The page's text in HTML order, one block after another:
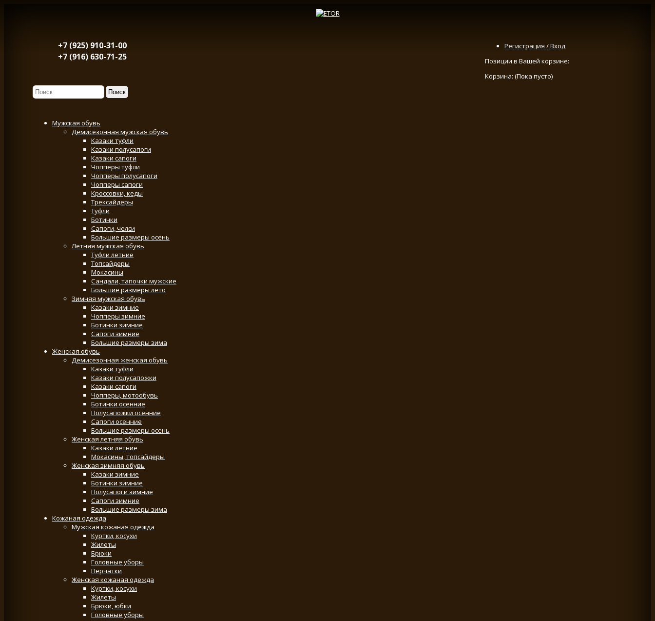
+7 (925) 910-31-00
+7 (916) 630-71-25
Регистрация / Вход
Позиции в Вашей корзине:
Корзина: (Пока пусто)
Мужская обувь
Демисезонная мужская обувь
Казаки туфли
Казаки полусапоги
Казаки сапоги
Чопперы туфли
Чопперы полусапоги
Чопперы сапоги
Кроссовки, кеды
Трексайдеры
Туфли
Ботинки
Сапоги, челси
Большие размеры осень
Летняя мужская обувь
Туфли летние
Топсайдеры
Мокасины
Сандали, тапочки мужские
Большие размеры лето
Зимняя мужская обувь
Казаки зимние
Чопперы зимние
Ботинки зимние
Сапоги зимние
Большие размеры зима
Женская обувь
Демисезонная женская обувь
Казаки туфли
Казаки полусапожки
Казаки сапоги
Чопперы, мотообувь
Ботинки осенние
Полусапожки осенние
Сапоги осенние
Большие размеры осень
Женская летняя обувь
Казаки летние
Мокасины, топсайдеры
Женская зимняя обувь
Казаки зимние
Ботинки зимние
Полусапоги зимние
Сапоги зимние
Большие размеры зима
Кожаная одежда
Мужская кожаная одежда
Куртки, косухи
Жилеты
Брюки
Головные уборы
Перчатки
Женская кожаная одежда
Куртки, косухи
Жилеты
Брюки, юбки
Головные уборы